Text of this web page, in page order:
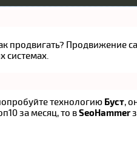
продвигать?
системах.
технологию Буст,
за месяц, то вSeoHammer